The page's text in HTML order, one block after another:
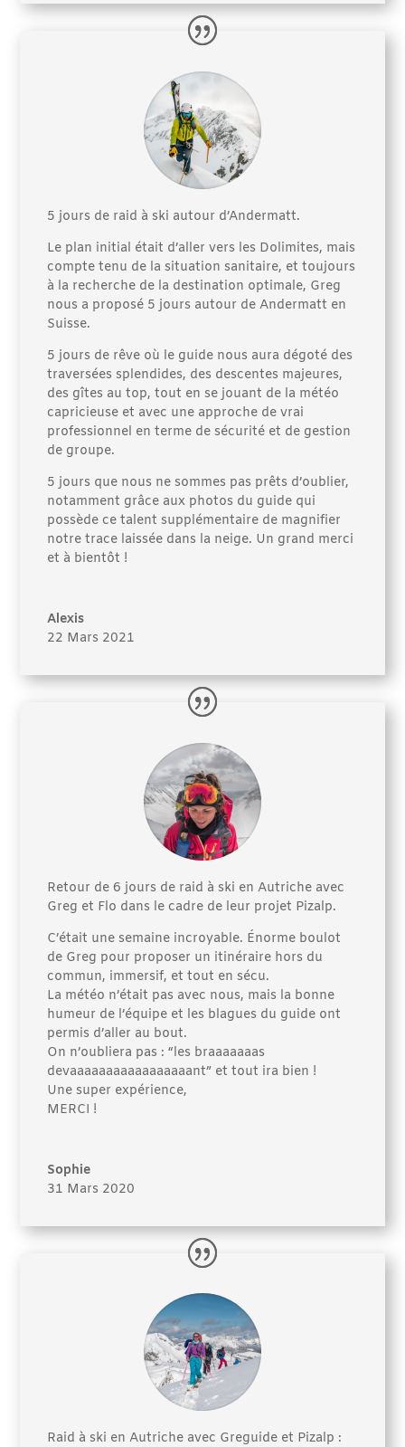
5 jours de raid à ski autour d’Andermatt.
Le plan initial était d’aller vers les Dolimites, mais
compte tenu de la situation sanitaire, et toujours
à la recherche de la destination optimale, Greg
nous a proposé 5 jours autour de Andermatt en
Suisse.
5 jours de rêve où le guide nous aura dégoté des
traversées splendides, des descentes majeures,
des gîtes au top, tout en se jouant de la météo
capricieuse et avec une approche de vrai
professionnel en terme de sécurité et de gestion
de groupe.
5 jours que nous ne sommes pas prêts d’oublier,
notamment grâce aux photos du guide qui
possède ce talent supplémentaire de magnifier
notre trace laissée dans la neige. Un grand merci
et à bientôt !
Alexis
22 Mars 2021
Retour de 6 jours de raid à ski en Autriche avec
Greg et Flo dans le cadre de leur projet Pizalp.
C’était une semaine incroyable. Énorme boulot
de Greg pour proposer un itinéraire hors du
commun, immersif, et tout en sécu.
La météo n’était pas avec nous, mais la bonne
humeur de l’équipe et les blagues du guide ont
permis d’aller au bout.
On n’oubliera pas : “les braaaaaaas
devaaaaaaaaaaaaaaaaant” et tout ira bien !
Une super expérience,
MERCI !
Sophie
31 Mars 2020
Raid à ski en Autriche avec Greguide et Pizalp :